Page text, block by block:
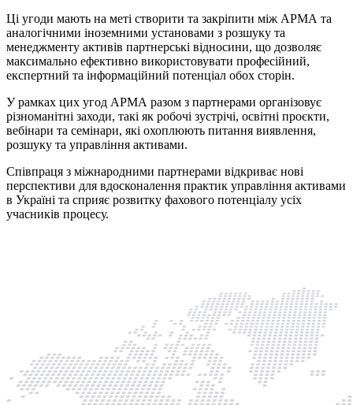
Ці угоди мають на меті створити та закріпити між АРМА та
аналогічними іноземними установами з розшуку та
менеджменту активів партнерські відносини, що дозволяє
максимально ефективно використовувати професійний,
експертний та інформаційний потенціал обох сторін.
У рамках цих угод АРМА разом з партнерами організовує
різноманітні заходи, такі як робочі зустрічі, освітні проєкти,
вебінари та семінари, які охоплюють питання виявлення,
розшуку та управління активами.
Співпраця з міжнародними партнерами відкриває нові
перспективи для вдосконалення практик управління активами
в Україні та сприяє розвитку фахового потенціалу усіх
учасників процесу.